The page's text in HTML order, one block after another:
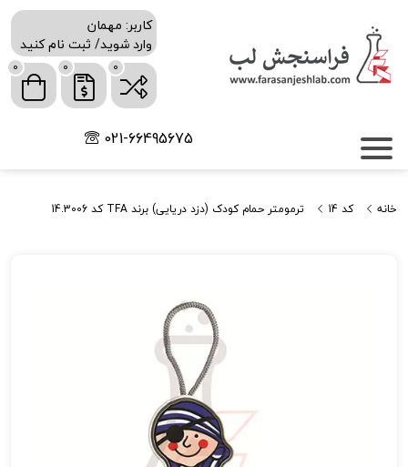
کاربر: مهمان
وارد شوید/ ثبت نام کنید
0 0 0
021-66495675
خانه کد 14 ترمومتر حمام کودک (دزد دریایی) برند TFA کد 14.3006